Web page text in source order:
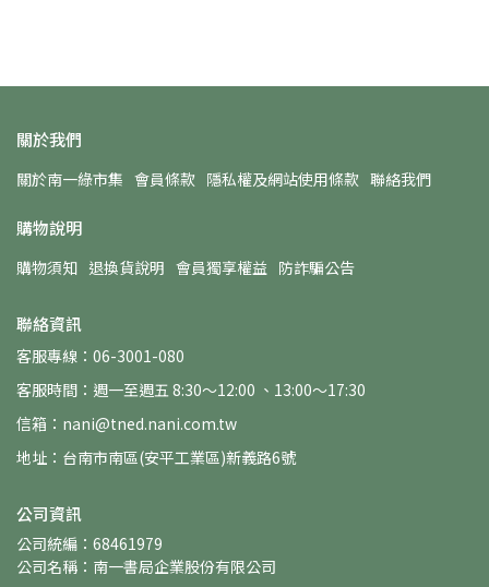
關於我們
關於南一綠市集 會員條款 隱私權及網站使用條款 聯絡我們
購物說明
購物須知 退換貨說明 會員獨享權益 防詐騙公告
聯絡資訊
客服專線：06-3001-080
客服時間：週一至週五 8:30～12:00 、13:00～17:30
信箱：nani@tned.nani.com.tw
地址：台南市南區(安平工業區)新義路6號
公司資訊
公司統編：68461979
公司名稱：南一書局企業股份有限公司